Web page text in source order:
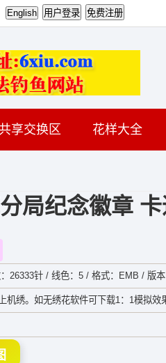
享交换区 花样大全
局纪念徽章
26333针 / 线色：5 / 格式：EMB / 版
绣。如无绣花软件可下载1：1模拟效